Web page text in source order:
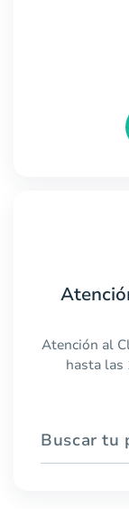
Atención al
hasta las
Buscar tu